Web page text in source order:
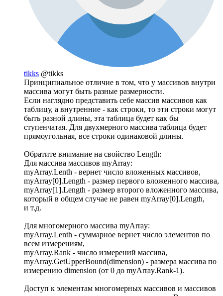
tikks @tikks
Принципиальное отличие в том, что у массивов внутри
массива могут быть разные размерности.
Если наглядно представить себе массив массивов как
таблицу, а внутренние - как строки, то эти строки могут
быть разной длины, эта таблица будет как бы
ступенчатая. Для двухмерного массива таблица будет
прямоугольная, все строки одинаковой длины.
Обратите внимание на свойство Length:
Для массива массивов myArray:
myArray.Lenth - вернет число вложенных массивов,
myArray[0].Length - размер первого вложенного массива,
myArray[1].Length - размер второго вложенного массива,
который в общем случае не равен myArray[0].Length,
и т.д.
Для многомерного массива myArray:
myArray.Lenth - суммарное вернет число элементов по
всем измерениям,
myArray.Rank - число измерений массива,
myArray.GetUpperBound(dimension) - размера массива по
измерению dimension (от 0 до myArray.Rank-1).
Доступ к элементам многомерных массивов и массивов